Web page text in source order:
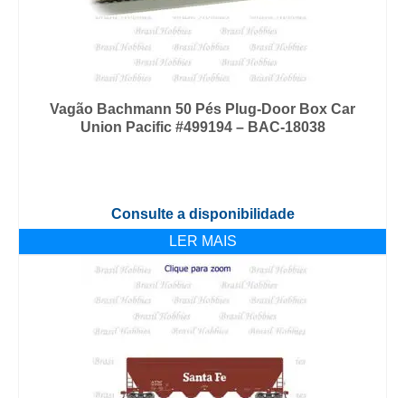
Vagão Bachmann 50 Pés Plug-Door Box Car
Union Pacific #499194 – BAC-18038
Consulte a disponibilidade
LER MAIS